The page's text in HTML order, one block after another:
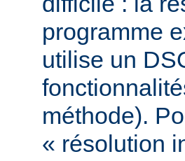
programme
utilise un
méthode).
« résolution